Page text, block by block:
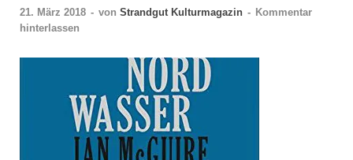
21. März 2018 - von Strandgut Kulturmagazin - Kommentar
hinterlassen